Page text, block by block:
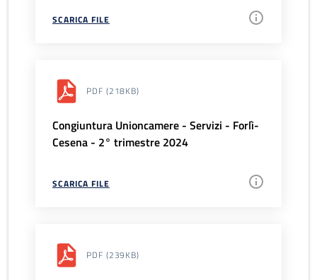
SCARICA FILE
PDF (218KB)
Congiuntura Unioncamere - Servizi - Forlì-
Cesena - 2° trimestre 2024
SCARICA FILE
PDF (239KB)